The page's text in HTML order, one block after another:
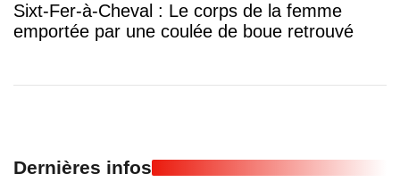
Sixt-Fer-à-Cheval : Le corps de la femme
emportée par une coulée de boue retrouvé
Dernières infos